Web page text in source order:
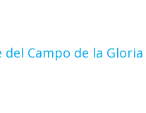
Campo de la Gloria